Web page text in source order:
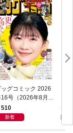
ッグコミック 2026
16号（2026年8月7
発売）
510
新着